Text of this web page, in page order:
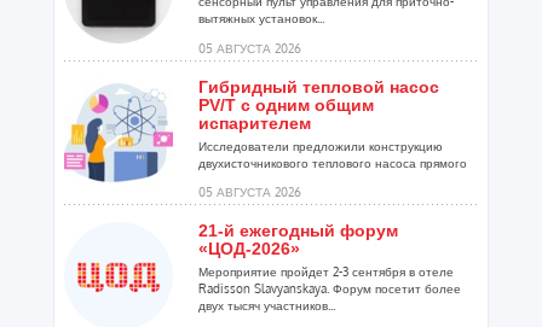
вытяжных установок...
05 АВГУСТА 2026
Гибридный тепловой насос
PV/T с одним общим
испарителем
Исследователи предложили конструкцию
двухисточникового теплового насоса прямого
05 АВГУСТА 2026
21-й ежегодный форум
«ЦОД-2026»
Мероприятие пройдет 2-3 сентября в отеле
Radisson Slavyanskaya. Форум посетит более
двух тысяч участников...